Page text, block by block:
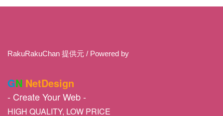
RakuRakuChan 提供元 / Powered by
GN NetDesign
- Create Your Web -
HIGH QUALITY, LOW PRICE